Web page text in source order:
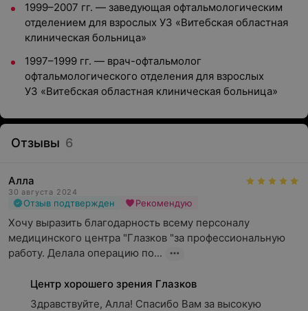
1999–2007 гг. — заведующая офтальмологическим
отделением для взрослых УЗ «Витебская областная
клиническая больница»
1997–1999 гг. — врач-офтальмолог
офтальмологического отделения для взрослых
УЗ «Витебская областная клиническая больница»
Отзывы 6
Алла
30 августа 2024
Отзыв подтвержден Рекомендую
Хочу выразить благодарность всему персоналу
медицинского центра "Глазков "за профессиональную
работу. Делала операцию по...
Центр хорошего зрения Глазков
Здравствуйте, Алла! Спасибо Вам за высокую